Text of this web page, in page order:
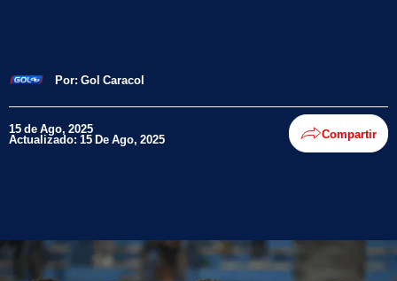
Por: Gol Caracol
15 de Ago, 2025
Actualizado: 15 De Ago, 2025 Compartir